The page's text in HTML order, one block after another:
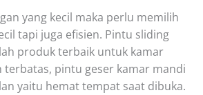
yang kecil maka perlu memilih
tapi juga efisien. Pintu sliding
produk terbaik untuk kamar
terbatas, pintu geser kamar mandi
yaitu hemat tempat saat dibuka.